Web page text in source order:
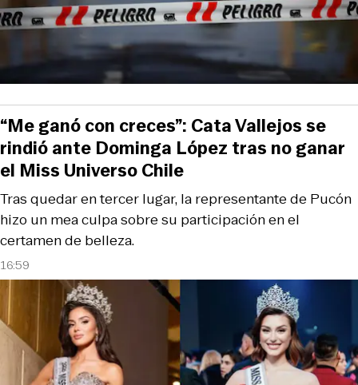
16:59
Tras quedar en tercer lugar, la representante de Pucón
hizo un mea culpa sobre su participación en el
certamen de belleza.
“Me ganó con creces”: Cata Vallejos se
rindió ante Dominga López tras no ganar
el Miss Universo Chile